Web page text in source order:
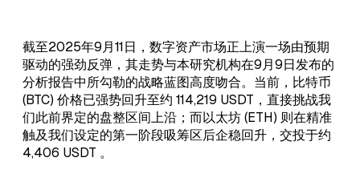
截至2025年9月11日，数字资产市场正上演一场由预期
驱动的强劲反弹，其走势与本研究机构在9月9日发布的
分析报告中所勾勒的战略蓝图高度吻合。当前，比特币
(BTC) 价格已强势回升至约 114,219 USDT，直接挑战我
们此前界定的盘整区间上沿；而以太坊 (ETH) 则在精准
触及我们设定的第一阶段吸筹区后企稳回升，交投于约
4,406 USDT 。